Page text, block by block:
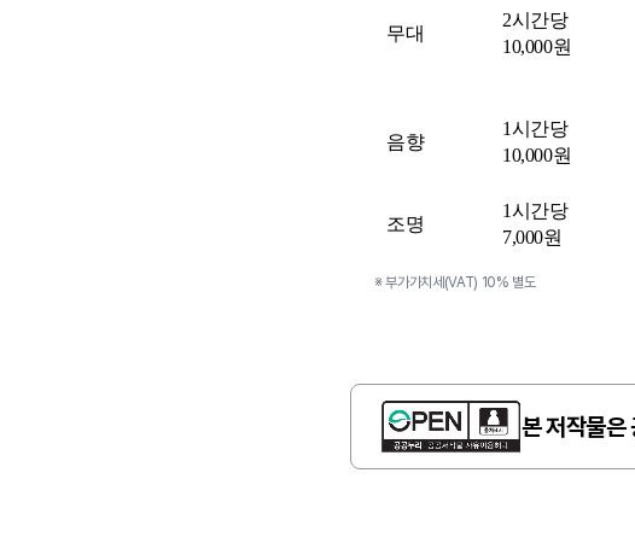
무대
2시간당
10,000원
음향
1시간당
10,000원
조명
1시간당
7,000원
※ 부가가치세(VAT) 10% 별도
본 저작물은